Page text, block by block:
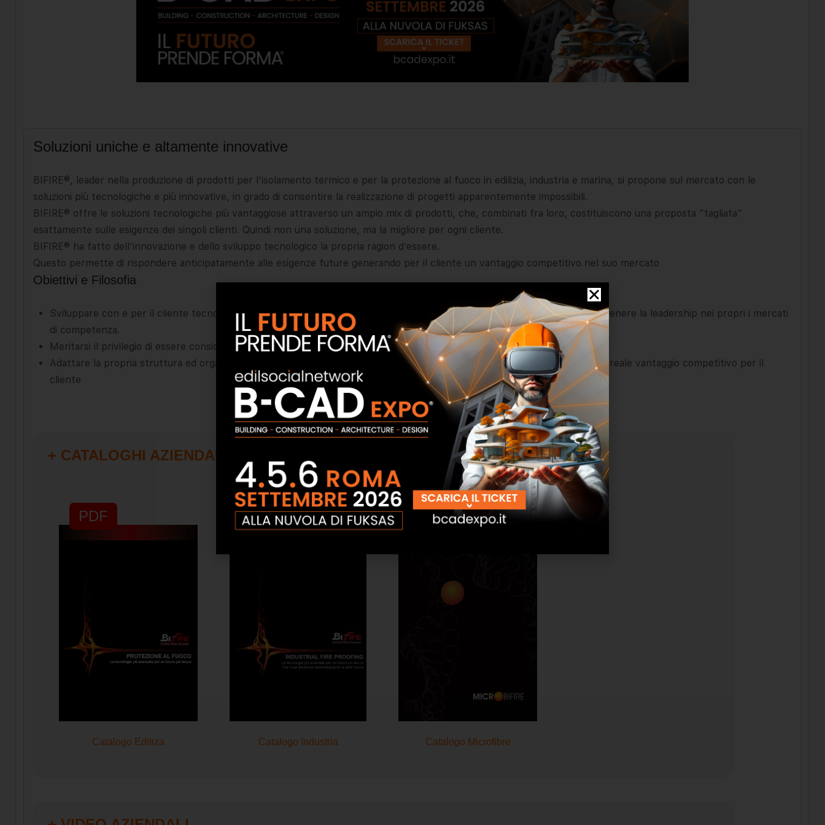
Soluzioni uniche e altamente innovative
BIFIRE®, leader nella produzione di prodotti per l’isolamento termico e per la protezione al fuoco in edilizia, industria e marina, si propone sul mercato con le
soluzioni più tecnologiche e più innovative, in grado di consentire la realizzazione di progetti apparentemente impossibili.
BIFIRE® offre le soluzioni tecnologiche più vantaggiose attraverso un ampio mix di prodotti, che, combinati fra loro, costituiscono una proposta “tagliata”
esattamente sulle esigenze dei singoli clienti. Quindi non una soluzione, ma la migliore per ogni cliente.
BIFIRE® ha fatto dell’innovazione e dello sviluppo tecnologico la propria ragion d’essere.
Questo permette di rispondere anticipatamente alle esigenze future generando per il cliente un vantaggio competitivo nel suo mercato
Obiettivi e Filosofia
Sviluppare con e per il cliente tecnologie innovative ed ecosostenibili che permettano ad entrambi di raggiungere e mantenere la leadership nei propri i mercati
di competenza.
Meritarsi il privilegio di essere considerati un partner tecnologico.
Adattare la propria struttura ed organizzazione in modo da garantire che la qualità dei prodotti e del servizio diventino un reale vantaggio competitivo per il
cliente
+ CATALOGHI AZIENDALI
PDF
Catalogo Ediliza
PDF
Catalogo Industria
PDF
Catalogo Microfibre